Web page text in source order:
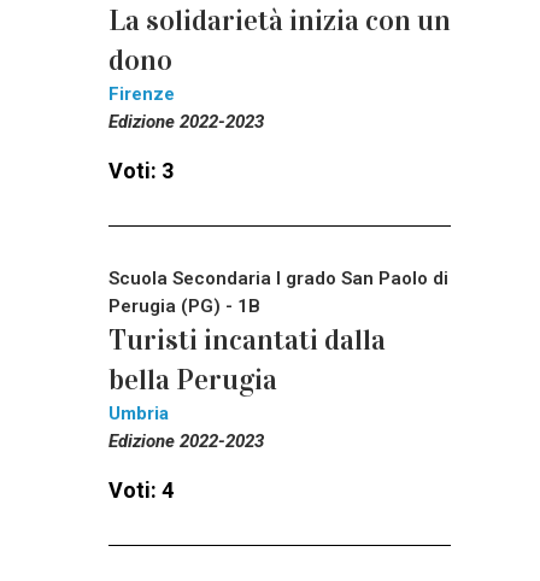
La solidarietà inizia con un
dono
Firenze
Edizione 2022-2023
Voti: 3
Scuola Secondaria I grado San Paolo di
Perugia (PG) - 1B
Turisti incantati dalla
bella Perugia
Umbria
Edizione 2022-2023
Voti: 4